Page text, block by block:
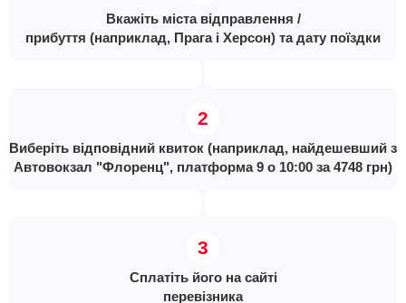
Вкажіть міста відправлення /
прибуття (наприклад, Прага і Херсон) та дату поїздки
Виберіть відповідний квиток (наприклад, найдешевший з
Автовокзал "Флоренц", платформа 9 о 10:00 за 4748 грн)
Сплатіть його на сайті
перевізника